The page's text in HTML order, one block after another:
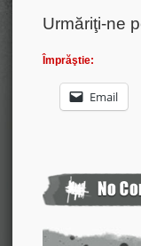
Urmăriţi-ne
Împrăştie:
Email